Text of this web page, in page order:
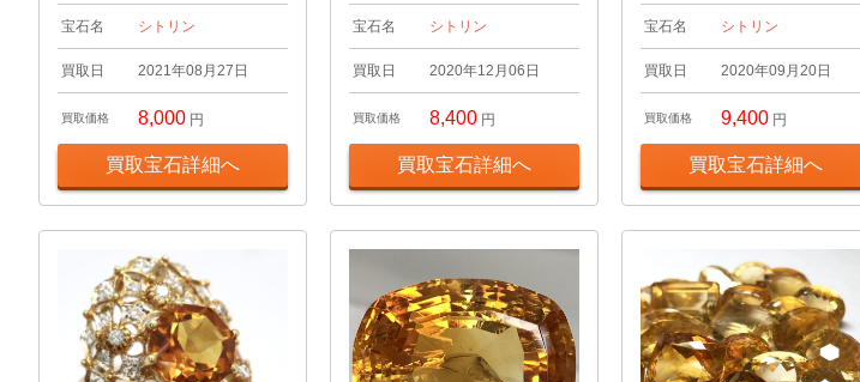
宝石名 シトリン
買取日 2021年08月27日
買取価格 8,000 円
買取宝石詳細へ
宝石名 シトリン
買取日 2020年12月06日
買取価格 8,400 円
買取宝石詳細へ
宝石名 シトリン
買取日 2020年09月20日
買取価格 9,400 円
買取宝石詳細へ